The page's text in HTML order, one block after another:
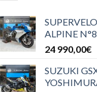
ALPINE
24 990,00€
SUZUKI